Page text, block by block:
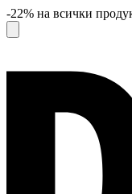
-22% на всички